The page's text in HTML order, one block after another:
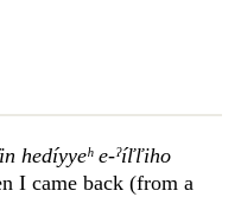
hedíyyeʰ e-ˀíľľiho
I came back (from a